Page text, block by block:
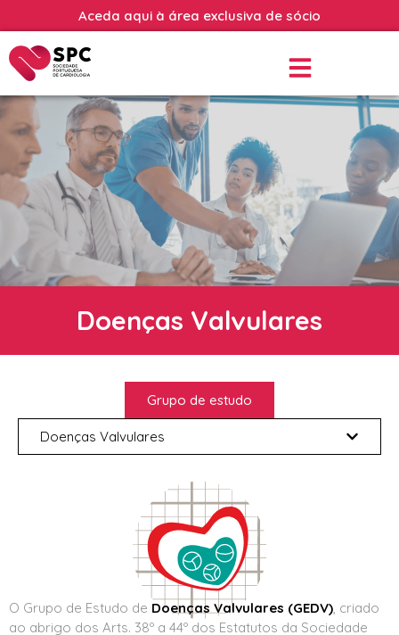
Aceda aqui à área exclusiva de sócio
Doenças Valvulares
Grupo de estudo
Doenças Valvulares
O Grupo de Estudo de Doenças Valvulares (GEDV), criado
ao abrigo dos Arts. 38º a 44º dos Estatutos da Sociedade